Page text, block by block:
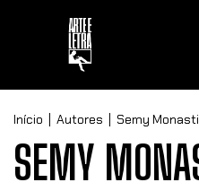
Início Autores Semy
SEMY